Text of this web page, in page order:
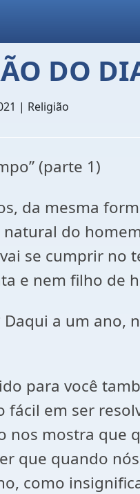
DO
| Religião
(parte 1)
da mesma
do
se cumprir no
e nem filho de
Daqui a um
para você
em ser
nos mostra
que quando
como